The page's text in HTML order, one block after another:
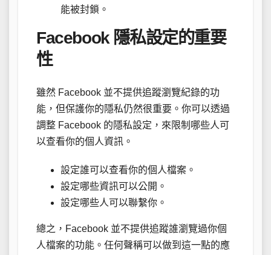
能被封鎖。
Facebook 隱私設定的重要
性
雖然 Facebook 並不提供追蹤瀏覽紀錄的功
能，但保護你的隱私仍然很重要。你可以透過
調整 Facebook 的隱私設定，來限制哪些人可
以查看你的個人資訊。
設定誰可以查看你的個人檔案。
設定哪些資訊可以公開。
設定哪些人可以聯繫你。
總之，Facebook 並不提供追蹤誰瀏覽過你個
人檔案的功能。任何聲稱可以做到這一點的應